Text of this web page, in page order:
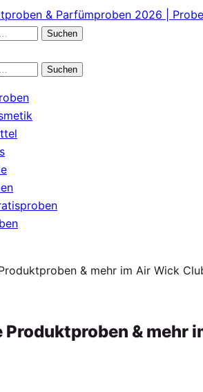
Suchen
Suchen
& mehr im Air Wick
Produktproben & mehr